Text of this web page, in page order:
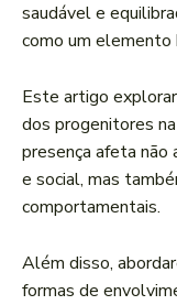
saudável e
como um elemento
⁢Este artigo
dos progenitores
presença afeta
e social, mas
comportamentais.
Além disso,
formas de